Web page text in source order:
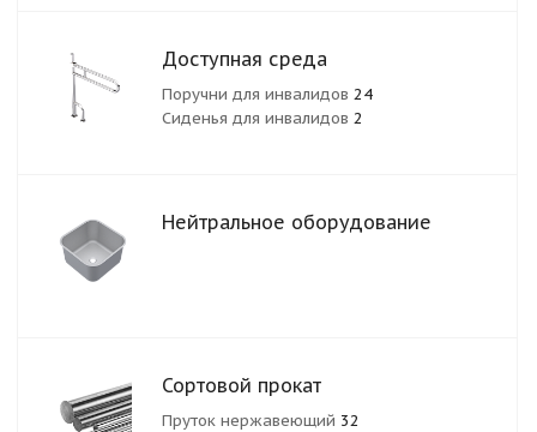
Доступная среда
Поручни для инвалидов 24
Сиденья для инвалидов 2
Нейтральное оборудование
Сортовой прокат
Пруток нержавеющий 32